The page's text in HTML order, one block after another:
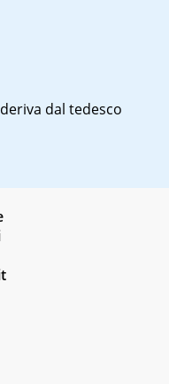
dal tedesco